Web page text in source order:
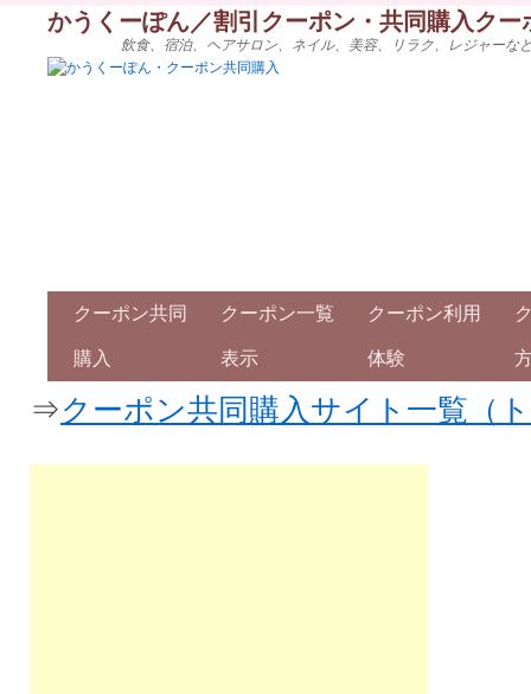
かうくーぽん／割引クーポン・共同購入ク
飲食、宿泊、ヘアサロン、ネイル、美容、リラク、レジャー
クーポン共同
購入
クーポン一覧
表示
クーポン利用
体験
⇒クーポン共同購入サイト一覧（